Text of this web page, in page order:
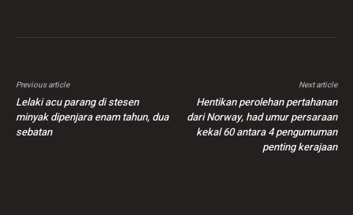
Previous article
Lelaki acu parang di stesen
minyak dipenjara enam tahun, dua
sebatan
Next article
Hentikan perolehan pertahanan
dari Norway, had umur persaraan
kekal 60 antara 4 pengumuman
penting kerajaan